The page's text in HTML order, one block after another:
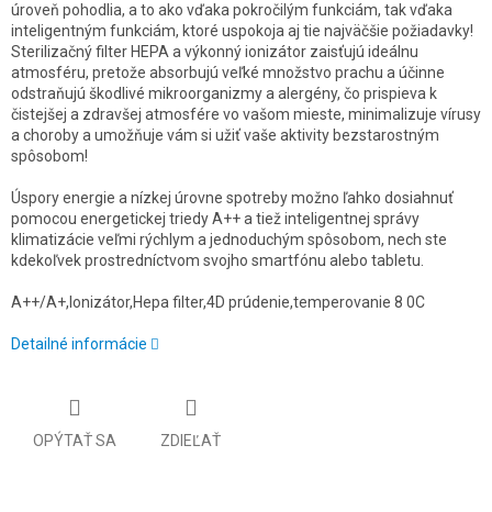
úroveň pohodlia, a to ako vďaka pokročilým funkciám, tak vďaka
inteligentným funkciám, ktoré uspokoja aj tie najväčšie požiadavky!
Sterilizačný filter HEPA a výkonný ionizátor zaisťujú ideálnu
atmosféru, pretože absorbujú veľké množstvo prachu a účinne
odstraňujú škodlivé mikroorganizmy a alergény, čo prispieva k
čistejšej a zdravšej atmosfére vo vašom mieste, minimalizuje vírusy
a choroby a umožňuje vám si užiť vaše aktivity bezstarostným
spôsobom!
Úspory energie a nízkej úrovne spotreby možno ľahko dosiahnuť
pomocou energetickej triedy A++ a tiež inteligentnej správy
klimatizácie veľmi rýchlym a jednoduchým spôsobom, nech ste
kdekoľvek prostredníctvom svojho smartfónu alebo tabletu.
A++/A+,Ionizátor,Hepa filter,4D prúdenie,temperovanie 8 0C
Detailné informácie
OPÝTAŤ SA ZDIEĽAŤ